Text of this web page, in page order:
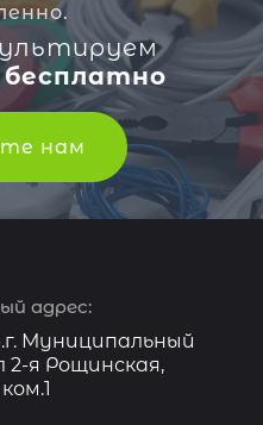
бесплатно
нам
адрес:
Муниципальный
2-я Рощинская,